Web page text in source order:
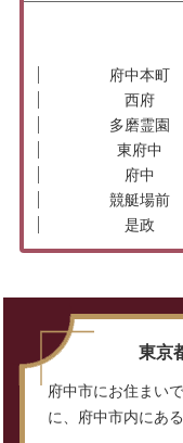
府中本町
西府
多磨霊園
東府中
府中
競艇場前
是政
東京
府中市にお住まい
に、府中市内にあ